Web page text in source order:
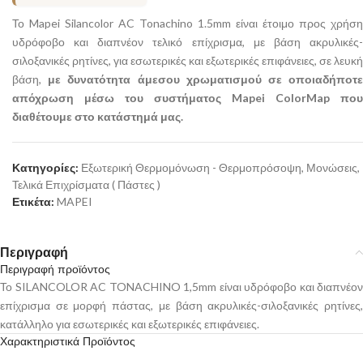
Το Mapei Silancolor AC Tonachino 1.5mm είναι έτοιμο προς χρήση
υδρόφοβο και διαπνέον τελικό επίχρισμα, με βάση ακρυλικές-
σιλοξανικές ρητίνες, για εσωτερικές και εξωτερικές επιφάνειες, σε λευκή
βάση, με δυνατότητα άμεσου χρωματισμού σε οποιαδήποτε
απόχρωση μέσω του συστήματος Mapei ColorMap που
διαθέτουμε στο κατάστημά μας.
Κατηγορίες: Εξωτερική Θερμομόνωση - Θερμοπρόσοψη, Μονώσεις,
Τελικά Επιχρίσματα ( Πάστες )
Ετικέτα: MAPEI
Περιγραφή
Περιγραφή προϊόντος
Το SILANCOLOR AC TONACHINO 1,5mm είναι υδρόφοβο και διαπνέον
επίχρισμα σε μορφή πάστας, με βάση ακρυλικές-σιλοξανικές ρητίνες,
κατάλληλο για εσωτερικές και εξωτερικές επιφάνειες.
Χαρακτηριστικά Προϊόντος